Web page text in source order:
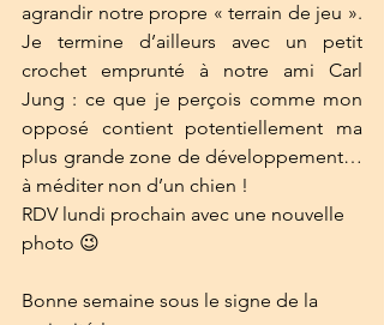
agrandir notre propre « terrain de jeu ».
Je termine d’ailleurs avec un petit
crochet emprunté à notre ami Carl
Jung : ce que je perçois comme mon
opposé contient potentiellement ma
plus grande zone de développement…
à méditer non d’un chien !
RDV lundi prochain avec une nouvelle
photo 😉
Bonne semaine sous le signe de la